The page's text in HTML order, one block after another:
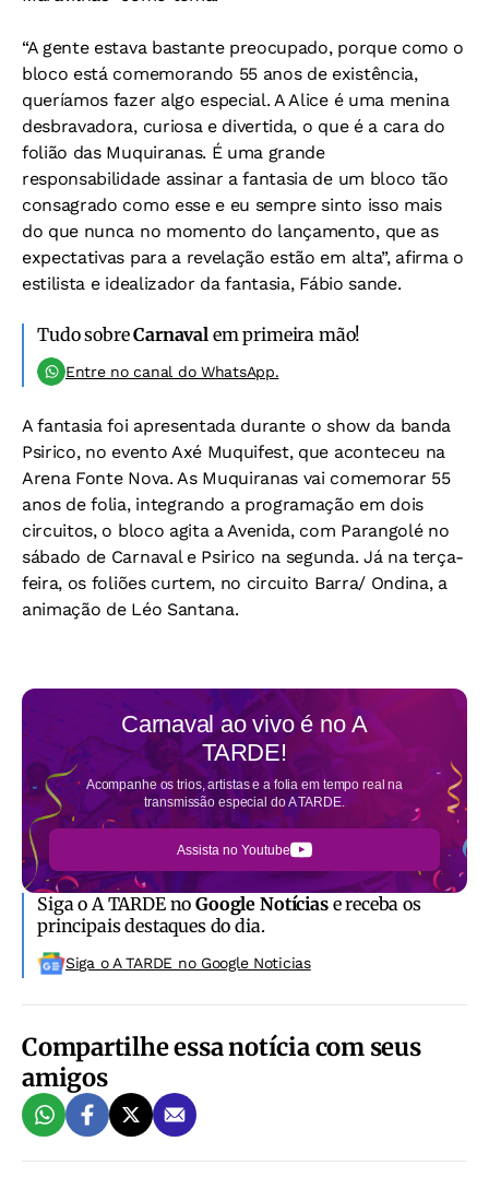
“A gente estava bastante preocupado, porque como o
bloco está comemorando 55 anos de existência,
queríamos fazer algo especial. A Alice é uma menina
desbravadora, curiosa e divertida, o que é a cara do
folião das Muquiranas. É uma grande
responsabilidade assinar a fantasia de um bloco tão
consagrado como esse e eu sempre sinto isso mais
do que nunca no momento do lançamento, que as
expectativas para a revelação estão em alta”, afirma o
estilista e idealizador da fantasia, Fábio sande.
Tudo sobreCarnavalem primeira mão!
Entre no canal do WhatsApp.
A fantasia foi apresentada durante o show da banda
Psirico, no evento Axé Muquifest, que aconteceu na
Arena Fonte Nova. As Muquiranas vai comemorar 55
anos de folia, integrando a programação em dois
circuitos, o bloco agita a Avenida, com Parangolé no
sábado de Carnaval e Psirico na segunda. Já na terça-
feira, os foliões curtem, no circuito Barra/ Ondina, a
animação de Léo Santana.
Carnaval ao vivo é noA
TARDE!
Acompanhe os trios, artistas e a folia em tempo real na
transmissão especial do A TARDE.
Assista no Youtube
Siga o A TARDE noGoogle Notíciase receba os
principais destaques do dia.
Siga o A TARDE no Google Noticias
Compartilhe essa notícia com seus
amigos